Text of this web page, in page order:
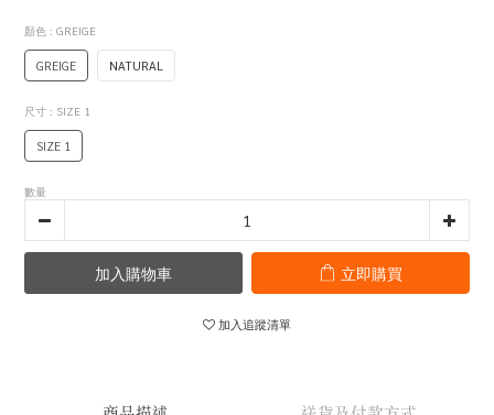
顏色 : GREIGE
GREIGE NATURAL
尺寸 : SIZE 1
SIZE 1
數量
加入購物車 立即購買
加入追蹤清單